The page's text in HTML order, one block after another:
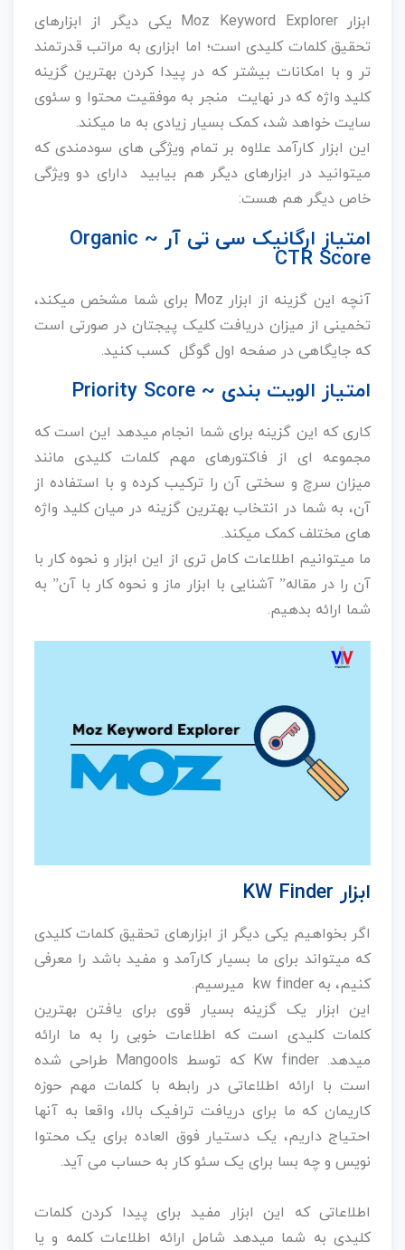
ابزار Moz Keyword Explorer یکی دیگر از ابزارهای
تحقیق کلمات کلیدی است؛ اما ابزاری به مراتب قدرتمند
تر و با امکانات بیشتر که در پیدا کردن بهترین گزینه
کلید واژه که در نهایت منجر به موفقیت محتوا و سئوی
سایت خواهد شد، کمک بسیار زیادی به ما میکند.
این ابزار کارآمد علاوه بر تمام ویژگی های سودمندی که
میتوانید در ابزارهای دیگر هم بیابید دارای دو ویژگی
خاص دیگر هم هست:
امتیاز ارگانیک سی تی آر ~ Organic
CTR Score
آنچه این گزینه از ابزار Moz برای شما مشخص میکند،
تخمینی از میزان دریافت کلیک پیجتان در صورتی است
که جایگاهی در صفحه اول گوگل کسب کنید.
امتیاز الویت بندی ~ Priority Score
کاری که این گزینه برای شما انجام میدهد این است که
مجموعه ای از فاکتورهای مهم کلمات کلیدی مانند
میزان سرچ و سختی آن را ترکیب کرده و با استفاده از
آن، به شما در انتخاب بهترین گزینه در میان کلید واژه
های مختلف کمک میکند.
ما میتوانیم اطلاعات کامل تری از این ابزار و نحوه کار با
آن را در مقاله” آشنایی با ابزار ماز و نحوه کار با آن” به
شما ارائه بدهیم.
ابزار KW Finder
اگر بخواهیم یکی دیگر از ابزارهای تحقیق کلمات کلیدی
که میتواند برای ما بسیار کارآمد و مفید باشد را معرفی
کنیم، به kw finder میرسیم.
این ابزار یک گزینه بسیار قوی برای یافتن بهترین
کلمات کلیدی است که اطلاعات خوبی را به ما ارائه
میدهد. Kw finder که توسط Mangools طراحی شده
است با ارائه اطلاعاتی در رابطه با کلمات مهم حوزه
کاریمان که ما برای دریافت ترافیک بالا، واقعا به آنها
احتیاج داریم، یک دستیار فوق العاده برای یک محتوا
نویس و چه بسا برای یک سئو کار به حساب می آید.
اطلاعاتی که این ابزار مفید برای پیدا کردن کلمات
کلیدی به شما میدهد شامل ارائه اطلاعات کلمه و یا